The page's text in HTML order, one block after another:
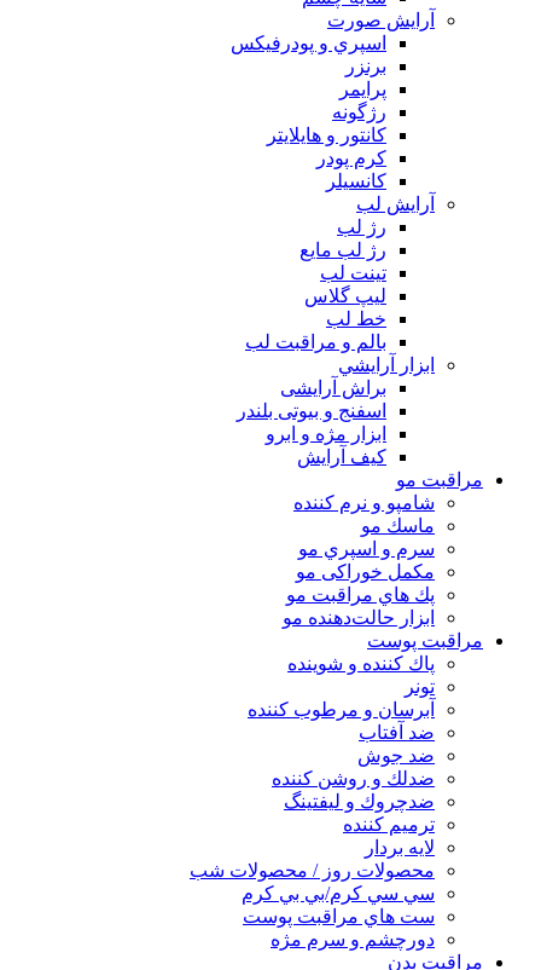
آرايش صورت
اسپري و پودرفيكس
برنزر
پرايمر
رژگونه
كانتور و هايلايتر
كرم پودر
كانسيلر
آرايش لب
رژ لب
رژ لب مایع
تینت لب
لیپ گلاس
خط لب
بالم و مراقبت لب
ابزار آرايشي
براش آرایشی
اسفنج و بیوتی بلندر
ابزار مژه و ابرو
کیف آرایش
مراقبت مو
شامپو و نرم كننده
ماسك مو
سرم و اسپري مو
مكمل خوراكی مو
پك هاي مراقبت مو
ابزار حالت‌دهنده مو
مراقبت پوست
پاك كننده و شوينده
تونر
آبرسان و مرطوب كننده
ضد آفتاب
ضد جوش
ضدلك و روشن كننده
ضدچروك و ليفتينگ
ترميم كننده
لايه بردار
محصولات روز / محصولات شب
سي سي كرم/بي بي كرم
ست هاي مراقبت پوست
دورچشم و سرم مژه
مراقبت بدن